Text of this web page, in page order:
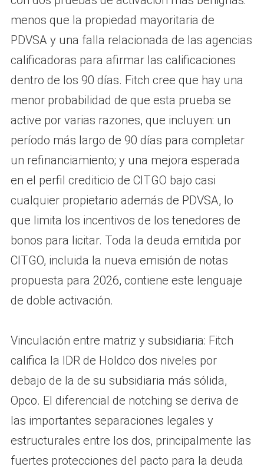
menos que la propiedad mayoritaria de
PDVSA y una falla relacionada de las agencias
calificadoras para afirmar las calificaciones
dentro de los 90 días. Fitch cree que hay una
menor probabilidad de que esta prueba se
active por varias razones, que incluyen: un
período más largo de 90 días para completar
un refinanciamiento; y una mejora esperada
en el perfil crediticio de CITGO bajo casi
cualquier propietario además de PDVSA, lo
que limita los incentivos de los tenedores de
bonos para licitar. Toda la deuda emitida por
CITGO, incluida la nueva emisión de notas
propuesta para 2026, contiene este lenguaje
de doble activación.
Vinculación entre matriz y subsidiaria: Fitch
califica la IDR de Holdco dos niveles por
debajo de la de su subsidiaria más sólida,
Opco. El diferencial de notching se deriva de
las importantes separaciones legales y
estructurales entre los dos, principalmente las
fuertes protecciones del pacto para la deuda